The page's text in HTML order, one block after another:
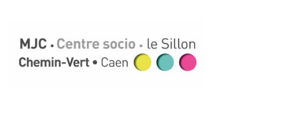
contenu